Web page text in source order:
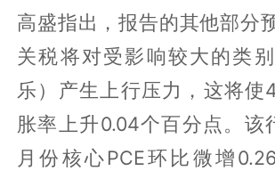
高盛指出，报告的其他部分
关税将对受影响较大的类
乐）产生上行压力，这将使
胀率上升0.04个百分点。该
月份核心PCE环比微增